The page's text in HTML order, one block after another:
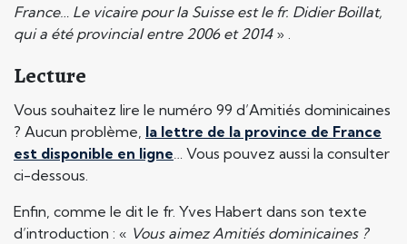
France… Le vicaire pour la Suisse est le fr. Didier Boillat,
qui a été provincial entre 2006 et 2014» .
Lecture
Vous souhaitez lire le numéro 99 d’Amitiés dominicaines
? Aucun problème, la lettre de la province de France
est disponible en ligne… Vous pouvez aussi la consulter
ci-dessous.
Enfin, comme le dit le fr. Yves Habert dans son texte
d’introduction : « Vous aimez Amitiés dominicaines ?